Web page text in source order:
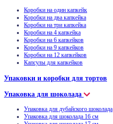
Коробки на один капкейк
Коробки на два капкейка
Коробки на три капкейка
Коробки на 4 капкейка
Коробки на 6 капкейков
Коробки на 9 капкейков
Коробки на 12 капкейков
Капсулы для капкейков
Упаковки и коробки для тортов
Упаковка для шоколада
Упаковка для дубайского шоколада
Упаковка для шоколада 16 см